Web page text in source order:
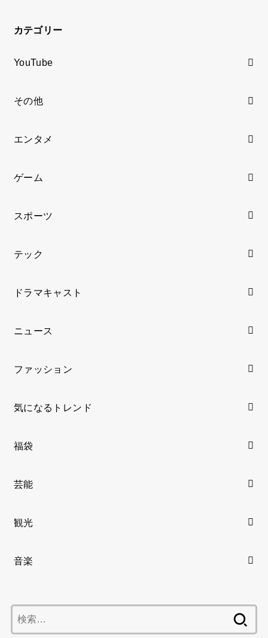
カテゴリー
YouTube
その他
エンタメ
ゲーム
スポーツ
テック
ドラマキャスト
ニュース
ファッション
気になるトレンド
福袋
芸能
観光
音楽
索: